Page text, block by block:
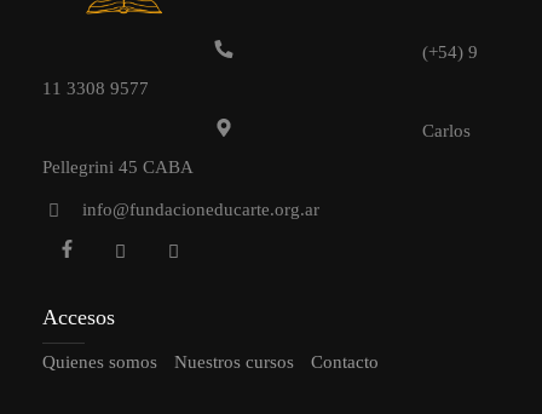
(+54) 9
11 3308 9577
Carlos
Pellegrini 45 CABA
info@fundacioneducarte.org.ar
Accesos
Quienes somos Nuestros cursos Contacto